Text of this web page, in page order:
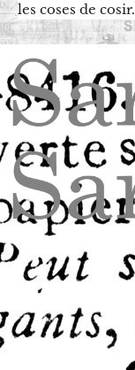
les coses de cosir.